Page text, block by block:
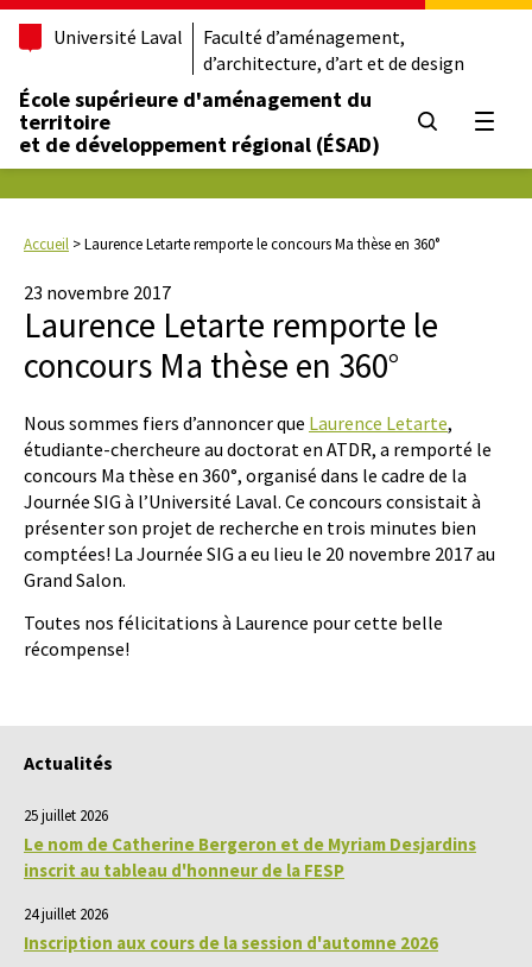
Université Laval
Faculté d’aménagement,
d’architecture, d’art et de design
École supérieure d'aménagement du
territoire
et de développement régional (ÉSAD)
Accueil >Laurence Letarte remporte le concours Ma thèse en 360°
23 novembre 2017
Laurence Letarte remporte le
concours Ma thèse en 360°
Nous sommes fiers d’annoncer que Laurence Letarte,
étudiante-chercheure au doctorat en ATDR, a remporté le
concours Ma thèse en 360°, organisé dans le cadre de la
Journée SIG à l’Université Laval. Ce concours consistait à
présenter son projet de recherche en trois minutes bien
comptées! La Journée SIG a eu lieu le 20 novembre 2017 au
Grand Salon.
Toutes nos félicitations à Laurence pour cette belle
récompense!
Actualités
25 juillet 2026
Le nom de Catherine Bergeron et de Myriam Desjardins
inscrit au tableau d'honneur de la FESP
24 juillet 2026
Inscription aux cours de la session d'automne 2026